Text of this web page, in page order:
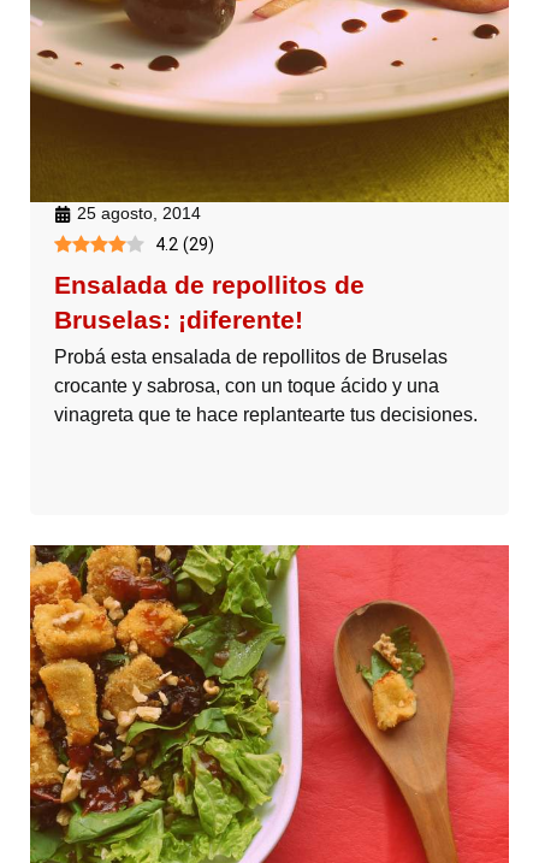
25 agosto, 2014
4.2 (29)
Ensalada de repollitos de
Bruselas: ¡diferente!
Probá esta ensalada de repollitos de Bruselas
crocante y sabrosa, con un toque ácido y una
vinagreta que te hace replantearte tus decisiones.